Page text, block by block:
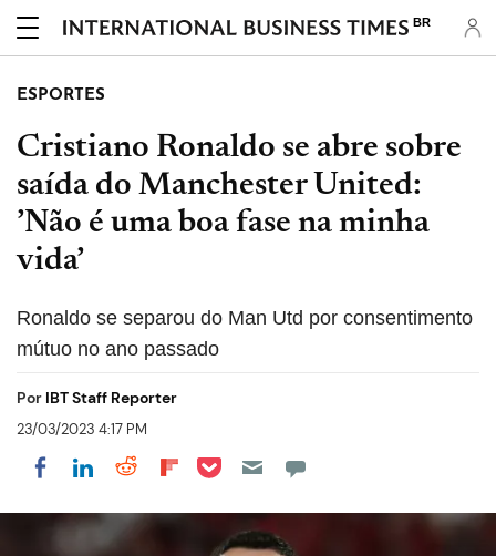
BR
ESPORTES
Cristiano Ronaldo se abre sobre
saída do Manchester United:
’Não é uma boa fase na minha
vida’
Ronaldo se separou do Man Utd por consentimento
mútuo no ano passado
Por IBT Staff Reporter
23/03/2023 4:17 PM
Share on Facebook
Share on LinkedIn
Share on Reddit
Share on Flipboard
Share on Pocket